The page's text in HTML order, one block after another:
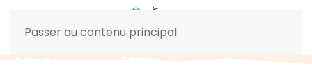
Passer au contenu principal